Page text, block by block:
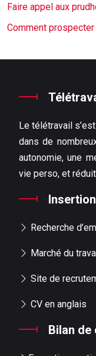
Faire appel aux
Comment
Le télétravail
dans de
autonomie, une
vie perso, et
Recherche
Marché du
Site de
CV en anglais
Bilan de